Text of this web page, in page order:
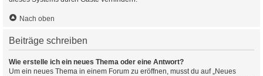
Nach oben
Beiträge schreiben
Wie erstelle ich ein neues Thema oder eine Antwort?
Um ein neues Thema in einem Forum zu eröffnen, musst du auf „Neues